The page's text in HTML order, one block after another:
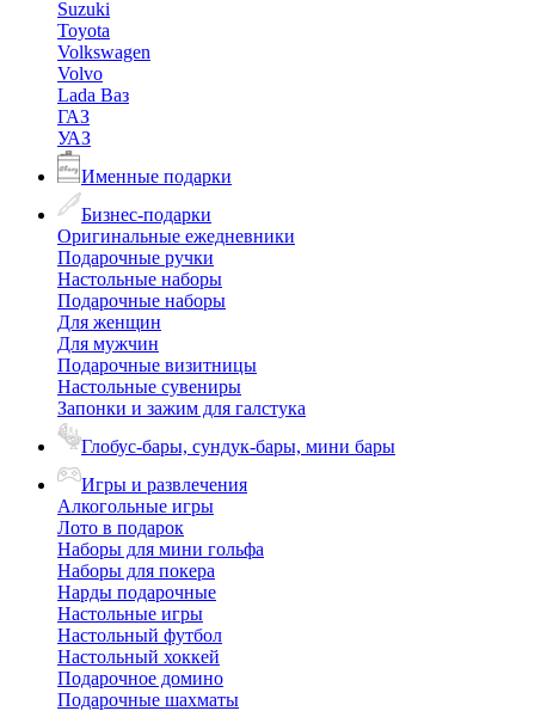
Suzuki
Toyota
Volkswagen
Volvo
Lada Ваз
ГАЗ
УАЗ
Именные подарки
Бизнес-подарки
Оригинальные ежедневники
Подарочные ручки
Настольные наборы
Подарочные наборы
Для женщин
Для мужчин
Подарочные визитницы
Настольные сувениры
Запонки и зажим для галстука
Глобус-бары, сундук-бары, мини бары
Игры и развлечения
Алкогольные игры
Лото в подарок
Наборы для мини гольфа
Наборы для покера
Нарды подарочные
Настольные игры
Настольный футбол
Настольный хоккей
Подарочное домино
Подарочные шахматы